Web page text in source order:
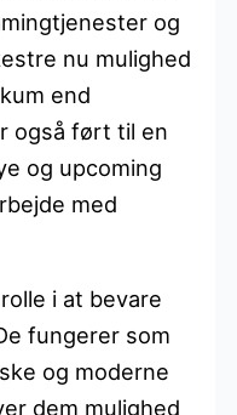
og
nu mulighed
end
også ført til en
og upcoming
med
i at bevare
fungerer som
og moderne
dem mulighed